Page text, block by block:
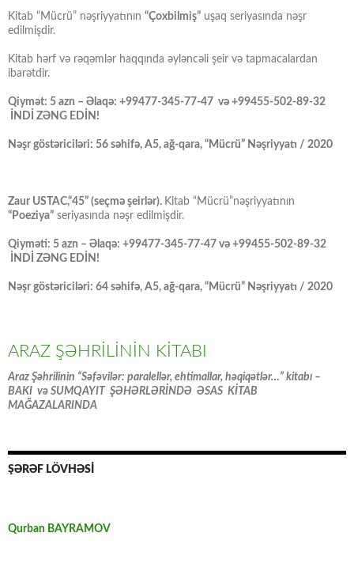
Kitab “Mücrü” nəşriyyatının “Çoxbilmiş” uşaq seriyasında nəşr
edilmişdir.
Kitab hərf və rəqəmlər haqqında əyləncəli şeir və tapmacalardan
ibarətdir.
Qiymət: 5 azn – Əlaqə: +99477-345-77-47 və +99455-502-89-32
İNDİ ZƏNG EDİN!
Nəşr göstəriciləri: 56 səhifə, A5, ağ-qara, “Mücrü” Nəşriyyatı / 2020
Zaur USTAC,“45” (seçmə şeirlər). Kitab “Mücrü”nəşriyyatının
“Poeziya” seriyasında nəşr edilmişdir.
Qiyməti: 5 azn – Əlaqə: +99477-345-77-47 və +99455-502-89-32
İNDİ ZƏNG EDİN!
Nəşr göstəriciləri: 64 səhifə, A5, ağ-qara, “Mücrü” Nəşriyyatı / 2020
ARAZ ŞƏHRİLİNİN KİTABI
Araz Şəhrilinin “Səfəvilər: paralellər, ehtimallar, həqiqətlər…” kitabı –
BAKI və SUMQAYIT ŞƏHƏRLƏRİNDƏ ƏSAS KİTAB
MAĞAZALARINDA
ŞƏRƏF LÖVHƏSİ
Qurban BAYRAMOV